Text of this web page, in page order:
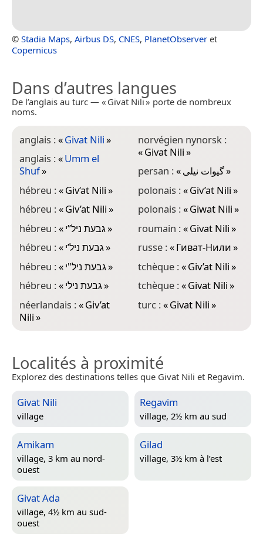
© Stadia Maps, Airbus DS, CNES, PlanetObserver et
Copernicus
Dans d’autres langues
De l’anglais au turc — « Givat Nili » porte de nombreux
noms.
anglais :«Givat Nili»
anglais :«Umm el
Shuf»
hébreu :«Giv‘at Nili»
hébreu :«Giv’at Nili»
hébreu :«גבעת ניל’’י»
hébreu :«גבעת ניל’י»
hébreu :«גבעת ניל"י»
hébreu :«גבעת נילי»
néerlandais :«Giv’at
Nili»
norvégien nynorsk :
«Givat Nili»
persan :«گیوات نیلی»
polonais :«Giv’at Nili»
polonais :«Giwat Nili»
roumain :«Givat Nili»
russe :«Гиват-Нили»
tchèque :«Giv’at Nili»
tchèque :«Givat Nili»
turc :«Givat Nili»
Localités à proximité
Explorez des destinations telles que Givat Nili et Regavim.
Givat Nili
village
Regavim
village, 2½ km au sud
Amikam
village, 3 km au nord-
ouest
Gilad
village, 3½ km à l’est
Givat Ada
village, 4½ km au sud-
ouest